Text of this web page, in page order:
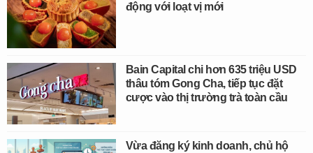
động với loạt vị mới
Bain Capital chi hơn 635 triệu USD
thâu tóm Gong Cha, tiếp tục đặt
cược vào thị trường trà toàn cầu
Vừa đăng ký kinh doanh, chủ hộ